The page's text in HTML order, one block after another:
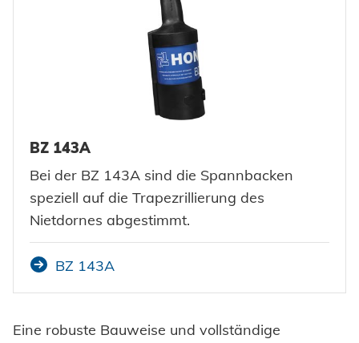
BZ 143A
Bei der BZ 143A sind die Spannbacken
speziell auf die Trapezrillierung des
Nietdornes abgestimmt.
BZ 143A
Eine robuste Bauweise und vollständige